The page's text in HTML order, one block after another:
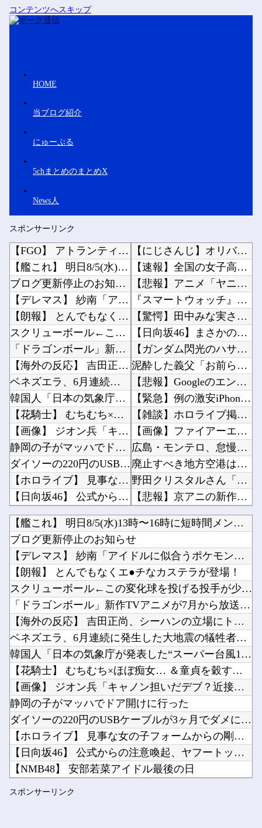
コンテンツへスキップ
HOME
当ブログ紹介
にゅーぷる
5chまとめのまとめX
News人
スポンサーリンク
【FGO】 アトランティス最後のコルデーちゃんイラスト！！ コルデーちゃんよかった....
【艦これ】 明日8/5(水)13時〜16時に短時間メンテを実施予定！
ブログ更新停止のお知らせ
【デレマス】 紗南「アイドルに似合うポケモン？」
【朗報】 とんでもなくエ●チなカステラが登場！
スクリューボール←この変化球を投げる投手が少ない理由
「ドラゴンボール」新作TVアニメが7月から放送されるぞ！
【海外の反応】 吉田正尚、シーハンの立場にトドメを刺す5号弾！「日本ではレジェンドなんだぜ...
ベネズエラ、6月連続に発生した大地震の犠牲者が「6000人超」に
韓国人「日本の気象庁が発表した“スーパー台風13号”の予想進路をご覧ください・・・」→「こ...
【花騎士】 むちむち×ほぼ痴女… ＆童貞を穀す服っぽい服をきたホウオウボクへの反応！！！
【画像】 ジオン兵「キャノン担いだデブ？近接は無理だろ（笑）」→
静岡の子がマッハでドア開けに行った
ダイソーの220円のUSBケーブルが3ヶ月でダメになったんやが
【ホロライブ】 見事な女の子フォームからの剛速球
【日向坂46】 公式からの注意喚起、ヤフートップに掲載される
【NMB48】 安部若菜アイドル最後の日
【私はあなたの味方】 交際歴ゼロの同級生宅に唐揚げや文庫本を20回以上届けた24歳女を逮捕
【動画】 ＡＩで「パルクール映像」を作ったらなんかコワい結果に…ｗ！！
Powered by livedoor 相互RSS
【にじさんじ】オリバー久しぶりに100連で入手他
【速報】全国の女子高生、お前らに苦言ｗｗｗｗｗｗｗｗｗｗ他
【悲報】アニメ「ヤニねこ」、喫煙・違法薬物の使用がBPOで問題視されるｗｗｗｗ他
『スマートウォッチ』って言うほど必要か？他
【驚愕】田中みな実さん、妊娠中に“背中ぱっくり”ドレス＆10cm超ヒール・・・・・・・・・...
【日向坂46】まさかの楽曲も披露！『三期生LIVE』愛知公演のレポがこちら他
【ガンダム閃光のハサウェイ】GGG「ギギ・アンダルシア 水着Ver.」フィギュア【出荷日更...
泥酔した義父「お前らの遺産は減額だ！」意味不明なので問い詰めた私に義父が怒鳴り散らし、旦那...
【悲報】Googleのエンジニア「AIで仕事がつまらなくなった」他
【緊急】例の激安iPhone Air、ついにセール終了のカウントダウンが開始他
【雑談】ホロライブ掲示板：ホロ速：PART2【配信実況可】他
【画像】ファイアーエムブレム新作、エッチキャラが実装されて始まるｗｗｗｗｗ他
広島・モンテロ、怠慢プレー 走ればセーフだったのにベンチへ帰ろうとしてしまうｗｗｗｗ他
廃止すべき地方空港は？！他
野田クリスタルさん「イラストレーターの人が『AIに仕事を奪われる』って言ってるけど、あなた...
【悲報】京アニの新作アニメ、普通につまらない…他
「Linuxで十分じゃね…？」世界が気付き始める他
【急募】おまえらの人生で1番ハマったゲームを挙げてけ他
「やつらの目は節穴か？」と日米に見切りをつけた欧州投資家の選択に衝撃を受ける人が続出、日英...
【甲子園速報】神村学園、九州対決を制し1回戦突破→東筑に「もうちょっと粘れ」温かいエールｗ...
ガリガリな「けもフレ声優」が発見される・・・他
【ラブライブ！】今週のハマタ歌謡祭にもふりさん出るじゃねーか他
【朗報】韓国が熊本被災地に水を支援 ⇒ トイレの水にｗｗｗｗｗｗｗ他
【にじさんじ】有言実行SMCPEAK！幽霊になったマジラボうるさくて草他
Powered by livedoor 相互RSS
【艦これ】 明日8/5(水)13時〜16時に短時間メンテを実...
ブログ更新停止のお知らせ
【デレマス】 紗南「アイドルに似合うポケモン？」
【朗報】 とんでもなくエ●チなカステラが登場！
スクリューボール←この変化球を投げる投手が少ない理由
「ドラゴンボール」新作TVアニメが7月から放送されるぞ！
【海外の反応】 吉田正尚、シーハンの立場にトドメを刺す5号弾...
ベネズエラ、6月連続に発生した大地震の犠牲者が「6000人超...
韓国人「日本の気象庁が発表した“スーパー台風13号”の予想進...
【花騎士】 むちむち×ほぼ痴女… ＆童貞を穀す服っぽい服をき...
【画像】 ジオン兵「キャノン担いだデブ？近接は無理だろ（笑）...
静岡の子がマッハでドア開けに行った
ダイソーの220円のUSBケーブルが3ヶ月でダメになったんや...
【ホロライブ】 見事な女の子フォームからの剛速球
【日向坂46】 公式からの注意喚起、ヤフートップに掲載される
【NMB48】 安部若菜アイドル最後の日
スポンサーリンク